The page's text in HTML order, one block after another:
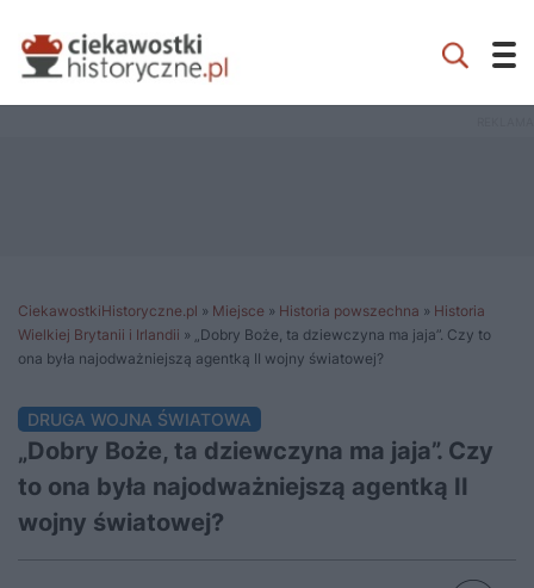
CiekawostkiHistoryczne.pl » Miejsce » Historia powszechna » Historia
Wielkiej Brytanii i Irlandii » „Dobry Boże, ta dziewczyna ma jaja”. Czy to
ona była najodważniejszą agentką II wojny światowej?
DRUGA WOJNA ŚWIATOWA
„Dobry Boże, ta dziewczyna ma jaja”. Czy
to ona była najodważniejszą agentką II
wojny światowej?